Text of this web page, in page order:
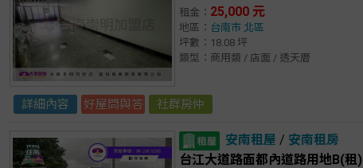
租金： 25,000 元
地區： 台南市 北區
坪數：18.08 坪
類型：商用類 / 店面 / 透天厝
詳細內容 好屋問與答 社群房仲
安南租屋 / 安南租房
台江大道路面都內道路用地B(租)